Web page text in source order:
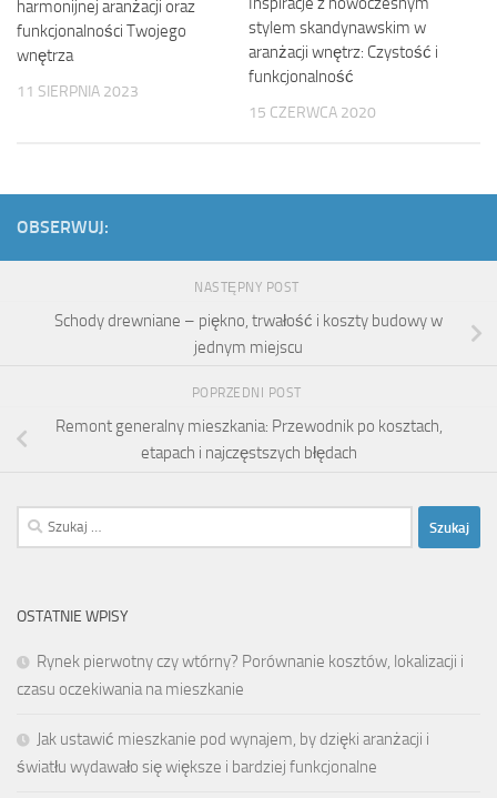
harmonijnej aranżacji oraz
funkcjonalności Twojego
wnętrza
11 SIERPNIA 2023
stylem skandynawskim w
aranżacji wnętrz: Czystość i
funkcjonalność
15 CZERWCA 2020
OBSERWUJ:
NASTĘPNY POST
Schody drewniane – piękno, trwałość i koszty budowy w
jednym miejscu
POPRZEDNI POST
Remont generalny mieszkania: Przewodnik po kosztach,
etapach i najczęstszych błędach
Szukaj:
OSTATNIE WPISY
Rynek pierwotny czy wtórny? Porównanie kosztów, lokalizacji i
czasu oczekiwania na mieszkanie
Jak ustawić mieszkanie pod wynajem, by dzięki aranżacji i
światłu wydawało się większe i bardziej funkcjonalne